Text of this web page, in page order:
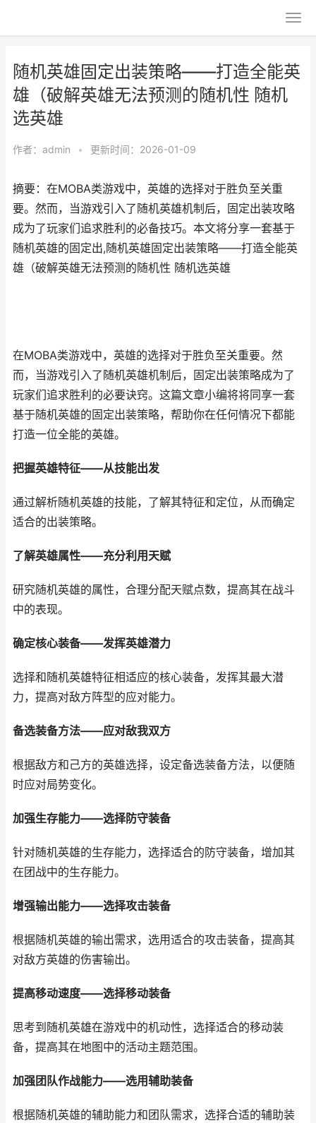
随机英雄固定出装策略——打造全能英
雄（破解英雄无法预测的随机性 随机
选英雄
作者： admin • 更新时间：2026-01-09
摘要：在MOBA类游戏中，英雄的选择对于胜负至关重
要。然而，当游戏引入了随机英雄机制后，固定出装攻略
成为了玩家们追求胜利的必备技巧。本文将分享一套基于
随机英雄的固定出,随机英雄固定出装策略——打造全能英
雄（破解英雄无法预测的随机性 随机选英雄
在MOBA类游戏中，英雄的选择对于胜负至关重要。然
而，当游戏引入了随机英雄机制后，固定出装策略成为了
玩家们追求胜利的必要诀窍。这篇文章小编将将同享一套
基于随机英雄的固定出装策略，帮助你在任何情况下都能
打造一位全能的英雄。
把握英雄特征——从技能出发
通过解析随机英雄的技能，了解其特征和定位，从而确定
适合的出装策略。
了解英雄属性——充分利用天赋
研究随机英雄的属性，合理分配天赋点数，提高其在战斗
中的表现。
确定核心装备——发挥英雄潜力
选择和随机英雄特征相适应的核心装备，发挥其最大潜
力，提高对敌方阵型的应对能力。
备选装备方法——应对敌我双方
根据敌方和己方的英雄选择，设定备选装备方法，以便随
时应对局势变化。
加强生存能力——选择防守装备
针对随机英雄的生存能力，选择适合的防守装备，增加其
在团战中的生存能力。
增强输出能力——选择攻击装备
根据随机英雄的输出需求，选用适合的攻击装备，提高其
对敌方英雄的伤害输出。
提高移动速度——选择移动装备
思考到随机英雄在游戏中的机动性，选择适合的移动装
备，提高其在地图中的活动主题范围。
加强团队作战能力——选用辅助装备
根据随机英雄的辅助能力和团队需求，选择合适的辅助装